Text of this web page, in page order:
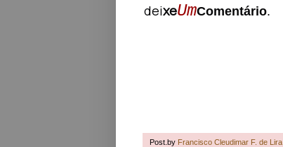
deixeUmComentário.
Post.by Francisco Cleudimar F. de Lira